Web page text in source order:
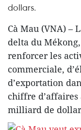
dollars.
Cà Mau (VNA) –
delta du
renforcer les
commerciale,
d’exportation
chiffre d’affaires
milliard de